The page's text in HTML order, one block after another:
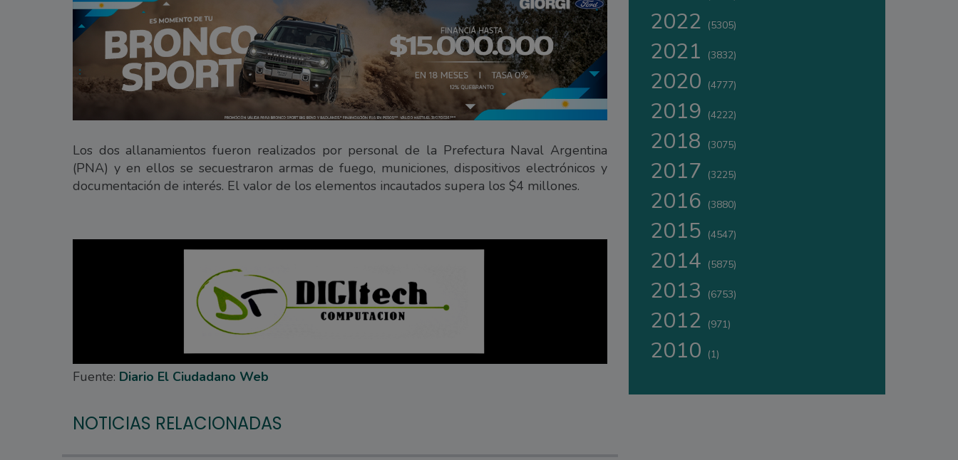
Los dos allanamientos fueron realizados por personal de la Prefectura Naval Argentina
(PNA) y en ellos se secuestraron armas de fuego, municiones, dispositivos electrónicos y
documentación de interés. El valor de los elementos incautados supera los $4 millones.
Fuente: Diario El Ciudadano Web
NOTICIAS RELACIONADAS
2022 (5305)
2021 (3832)
2020 (4777)
2019 (4222)
2018 (3075)
2017 (3225)
2016 (3880)
2015 (4547)
2014 (5875)
2013 (6753)
2012 (971)
2010 (1)